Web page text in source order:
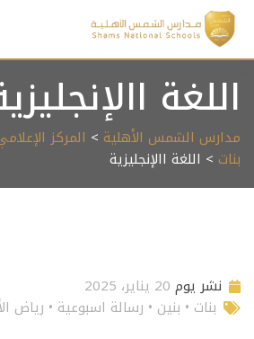
Skip
content
اللغة
مدارس الشمس الأهلية > المركز
بنات > اللغة االإنجليزية
نشر يوم 20 يناير، 2025
بنات • بنين • رسالة اسبوعية • رياض